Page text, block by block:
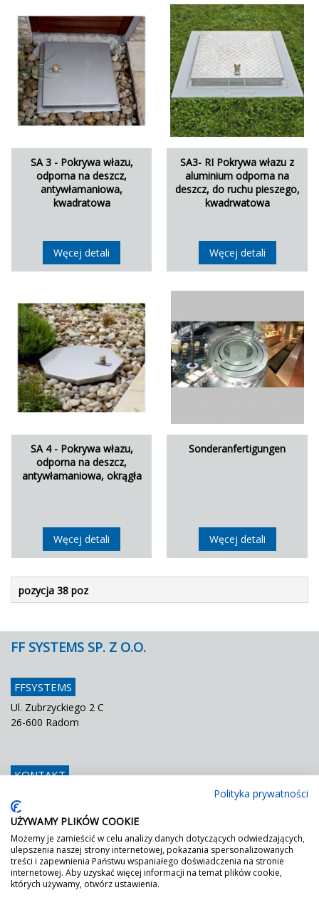
SA 3 - Pokrywa włazu,
odporna na deszcz,
antywłamaniowa,
kwadratowa
Węcej detali
SA3- RI Pokrywa włazu z
aluminium odporna na
deszcz, do ruchu pieszego,
kwadrwatowa
Węcej detali
SA 4 - Pokrywa włazu,
odporna na deszcz,
antywłamaniowa, okrągła
Węcej detali
Sonderanfertigungen
Węcej detali
pozycja 38 poz
FF SYSTEMS SP. Z O.O.
FFSYSTEMS
Ul. Zubrzyckiego 2 C
26-600 Radom
KONTAKT
Fax
E mail
info@ffsystems.pl
FF JEST ZIELONY!
Polityka prywatności
UŻYWAMY PLIKÓW COOKIE
Możemy je zamieścić w celu analizy danych dotyczących odwiedzających,
ulepszenia naszej strony internetowej, pokazania spersonalizowanych
treści i zapewnienia Państwu wspaniałego doświadczenia na stronie
internetowej. Aby uzyskać więcej informacji na temat plików cookie,
których używamy, otwórz ustawienia.